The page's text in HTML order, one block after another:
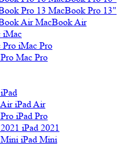
MacBook Pro 13"
MacBook Air
iMac
iMac Pro
Mac Pro
iPad
iPad Air
iPad Pro
iPad 2021
iPad Mini